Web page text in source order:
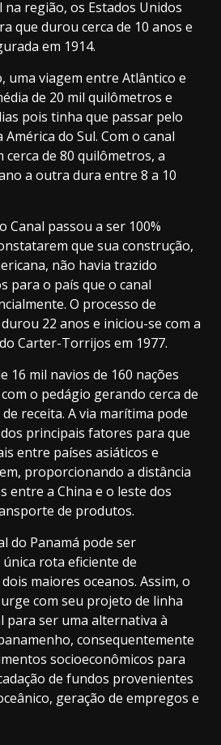
região, os Estados Unidos
que durou cerca de 10 anos e
em 1914.
uma viagem entre Atlântico e
de 20 mil quilômetros e
pois tinha que passar pelo
do Sul. Com o canal
cerca de 80 quilômetros, a
a outra dura entre 8 a 10
Canal passou a ser 100%
que sua construção,
não havia trazido
para o país que o canal
O processo de
22 anos e iniciou-se com a
Carter-Torrijos em 1977.
16 mil navios de 160 nações
o pedágio gerando cerca de
receita. A via marítima pode
principais fatores para que
entre países asiáticos e
proporcionando a distância
entre a China e o leste dos
de produtos.
do Panamá pode ser
rota eficiente de
maiores oceanos. Assim, o
com seu projeto de linha
para ser uma alternativa à
consequentemente
socioeconômicos para
de fundos provenientes
geração de empregos e